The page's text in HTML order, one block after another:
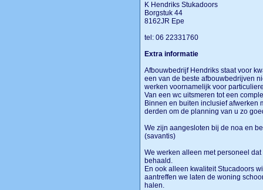
K Hendriks Stukadoors
Borgstuk 44
8162JR Epe
tel: 06 22331760
Extra informatie
Afbouwbedrijf Hendriks staat voor
een van de beste afbouwbedrijven
werken voornamelijk voor
Van een wc uitsmeren tot een
Binnen en buiten inclusief afwerken
derden om de planning van u zo
We zijn aangesloten bij de noa en
(savantis)
We werken alleen met personeel
behaald.
En ook alleen kwaliteit Stucadoors
aantreffen we laten de woning
halen.